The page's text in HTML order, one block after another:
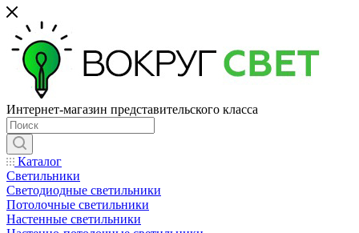
Интернет-магазин представительского класса
Каталог
Светильники
Светодиодные светильники
Потолочные светильники
Настенные светильники